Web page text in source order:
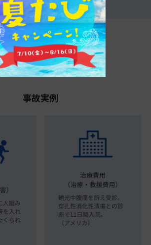
t@biho情報局
事故実例